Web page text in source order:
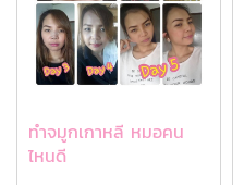
ทําจมูกเกาหลี หมอคน
ไหนดี